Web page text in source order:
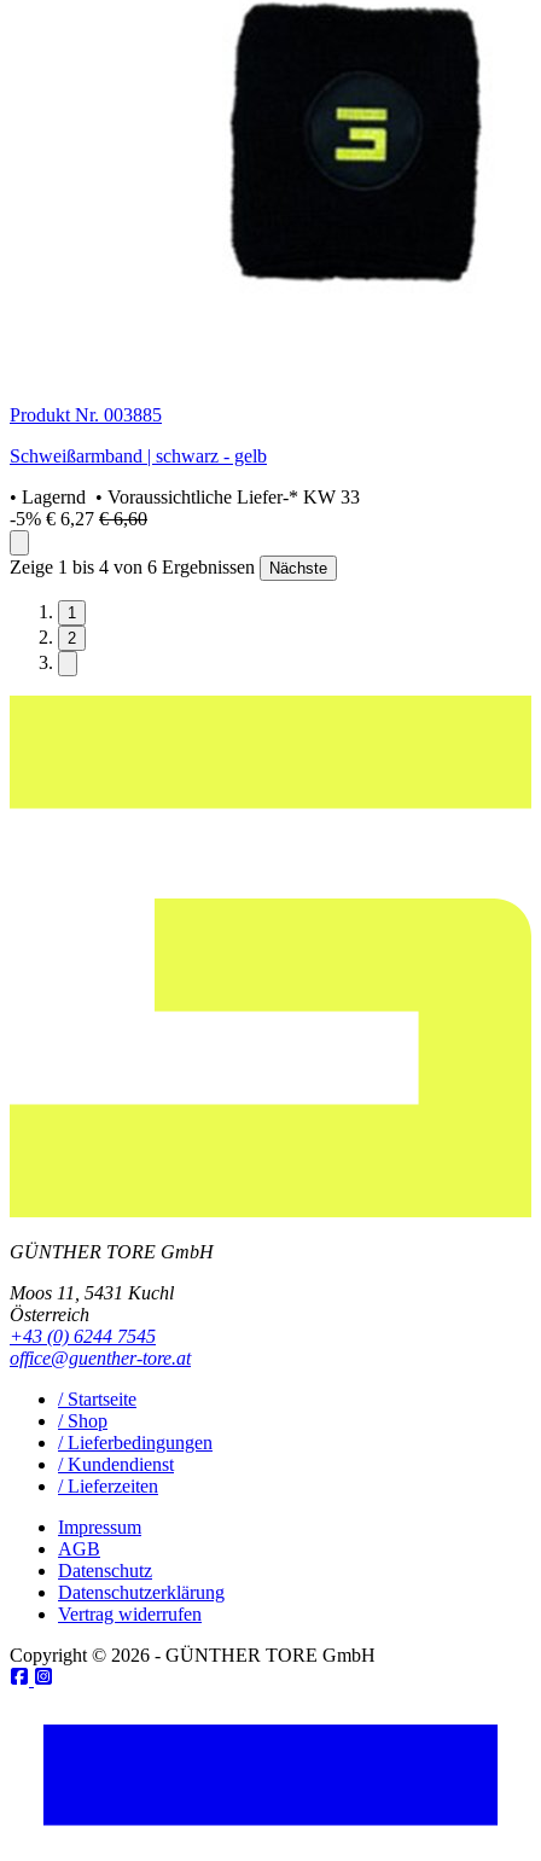
Produkt Nr. 003885
Schweißarmband | schwarz - gelb
• Lagernd • Voraussichtliche Liefer-* KW 33
-5% € 6,27 € 6,60
Zeige 1 bis 4 von 6 Ergebnissen Nächste
1
2
GÜNTHER TORE GmbH
Moos 11, 5431 Kuchl
Österreich
+43 (0) 6244 7545
office@guenther-tore.at
/ Startseite
/ Shop
/ Lieferbedingungen
/ Kundendienst
/ Lieferzeiten
Impressum
AGB
Datenschutz
Datenschutzerklärung
Vertrag widerrufen
Copyright © 2026 - GÜNTHER TORE GmbH